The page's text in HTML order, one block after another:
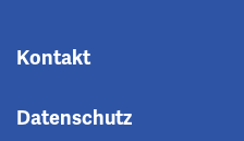
Kontakt
Datenschutz